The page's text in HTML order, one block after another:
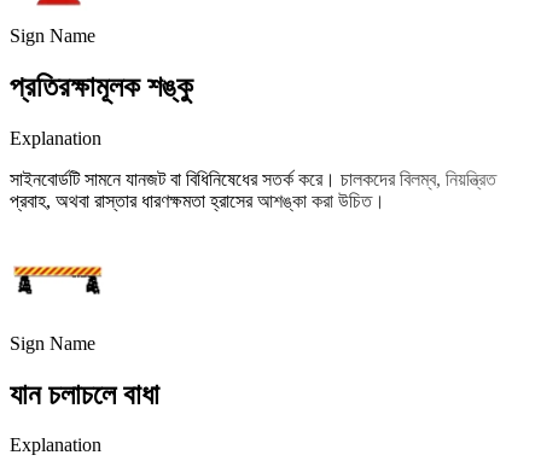
Sign Name
প্রতিরক্ষামূলক শঙ্কু
Explanation
সাইনবোর্ডটি সামনে যানজট বা বিধিনিষেধের সতর্ক করে। চালকদের বিলম্ব, নিয়ন্ত্রিত
প্রবাহ, অথবা রাস্তার ধারণক্ষমতা হ্রাসের আশঙ্কা করা উচিত।
Sign Name
যান চলাচলে বাধা
Explanation